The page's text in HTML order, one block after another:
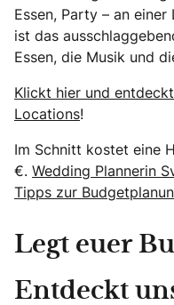
Essen, Party – an
ist das
Essen, die Musik und
Klickt hier und
Locations!
Im Schnitt kostet eine
€. Wedding Plannerin
Tipps zur
Legt euer
Entdeckt